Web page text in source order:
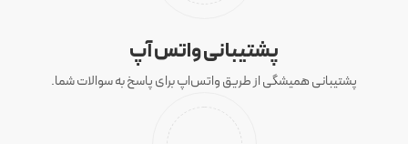
پشتیبانی واتس آپ
پشتیبانی همیشگی از طریق واتس‌اپ برای پاسخ به سوالات شما.